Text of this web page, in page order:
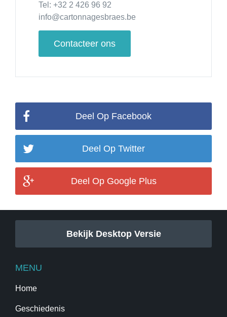
Tel: +32 2 426 96 92
info@cartonnagesbraes.be
Contacteer ons
Deel Op Facebook
Deel Op Twitter
Deel Op Google Plus
Bekijk Desktop Versie
MENU
Home
Geschiedenis